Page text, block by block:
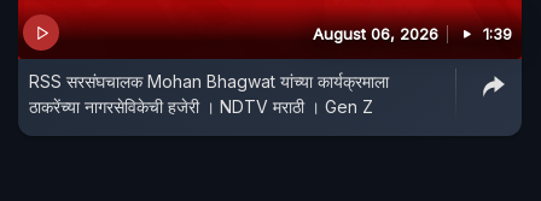
August 06, 2026 1:39
RSS सरसंघचालक Mohan Bhagwat यांच्या कार्यक्रमाला
ठाकरेंच्या नागरसेविकेची हजेरी । NDTV मराठी । Gen Z